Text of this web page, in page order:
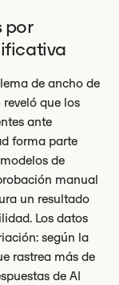
por
de ancho de
reveló que los
ante
forma parte
de
manual
un resultado
Los datos
según la
rastrea más de
de AI